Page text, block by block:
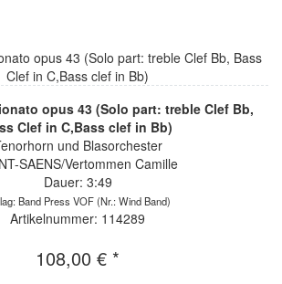
opus 43 (Solo part: treble Clef Bb,
Clef in C,Bass clef in Bb)
und Blasorchester
SAENS/Vertommen Camille
Dauer: 3:49
Band Press VOF(Nr.: Wind Band)
Artikelnummer: 114289
108,00 € *